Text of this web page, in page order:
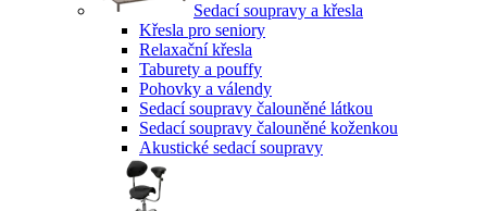
Sedací soupravy a křesla
Křesla pro seniory
Relaxační křesla
Taburety a pouffy
Pohovky a válendy
Sedací soupravy čalouněné látkou
Sedací soupravy čalouněné koženkou
Akustické sedací soupravy